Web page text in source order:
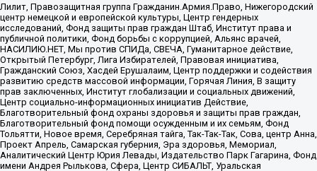
Лилит, Правозащитная группа Гражданин.Армия.Право, Нижегородский
центр немецкой и европейской культуры, Центр гендерных
исследований, Фонд защиты прав граждан Штаб, Институт права и
публичной политики, Фонд борьбы с коррупцией, Альянс врачей,
НАСИЛИЮ.НЕТ, Мы против СПИДа, СВЕЧА, Гуманитарное действие,
Открытый Петербург, Лига Избирателей, Правовая инициатива,
Гражданский Союз, Хасдей Ерушалаим, Центр поддержки и содействия
развитию средств массовой информации, Горячая Линия, В защиту
прав заключенных, Институт глобализации и социальных движений,
Центр социально-информационных инициатив Действие,
Благотворительный фонд охраны здоровья и защиты прав граждан,
Благотворительный фонд помощи осужденным и их семьям, Фонд
Тольятти, Новое время, Серебряная тайга, Так-Так-Так, Сова, центр Анна,
Проект Апрель, Самарская губерния, Эра здоровья, Мемориал,
Аналитический Центр Юрия Левады, Издательство Парк Гагарина, Фонд
имени Андрея Рылькова, Сфера, Центр СИБАЛЬТ, Уральская